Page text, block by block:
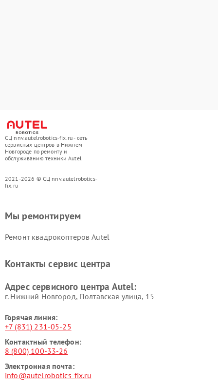
СЦ nnv.autelrobotics-fix.ru - сеть
сервисных центров в Нижнем
Новгороде по ремонту и
обслуживанию техники Autel
2021-2026 © СЦ nnv.autelrobotics-
fix.ru
Мы ремонтируем
Ремонт квадрокоптеров Autel
Контакты сервис центра
Адрес сервисного центра Autel:
г. Нижний Новгород, Полтавская улица, 15
Горячая линия:
+7 (831) 231-05-25
Контактный телефон:
8 (800) 100-33-26
Электронная почта:
info@autelrobotics-fix.ru